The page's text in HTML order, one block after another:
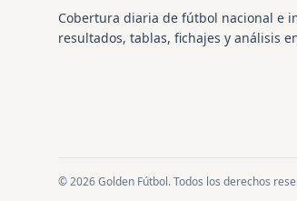
Cobertura diaria de fútbol nacional e
resultados, tablas, fichajes y análisis
© 2026 Golden Fútbol. Todos los derechos